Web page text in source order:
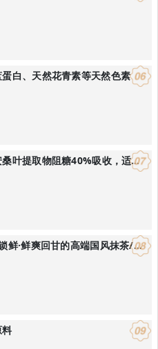
白、天然花青素等天然色素
上海浩运桑多安桑叶提取物阻糖40%吸收，适合开发减肥控体产品
九宇抹茶|低温锁鲜·鲜爽回甘的高端国风抹茶/饮品烘焙解决方案
料